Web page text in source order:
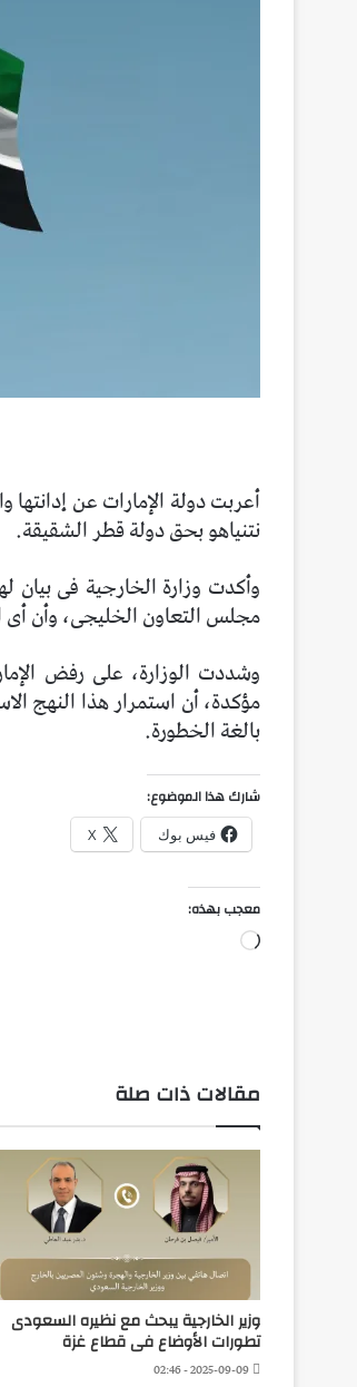
أعربت دولة الإمارات عن إدانتها
نتنياهو بحق دولة قطر الشقيقة.
وأكدت وزارة الخارجية فى
مجلس التعاون الخليجى، وأن أى
وشددت الوزارة، على رفض
مؤكدة، أن استمرار هذا النهج
بالغة الخطورة.
شارك هذا الموضوع:
فيس بوك X
معجب بهذه:
جاري
مقالات ذات صلة
وزير الخارجية يبحث مع نظيره السعودى
تطورات الأوضاع فى قطاع غزة
2025-09-09 - 02:46